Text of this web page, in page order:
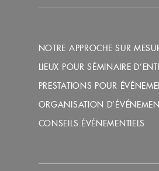
NOTRE APPROCHE SUR
LIEUX POUR SÉMINAIRE
PRESTATIONS POUR
ORGANISATION
CONSEILS ÉVÉNEMENTIELS